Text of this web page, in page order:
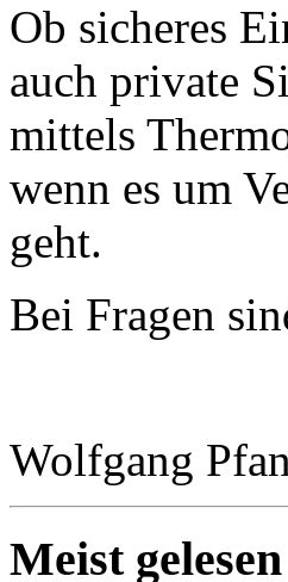
Ob sicheres
auch private
mittels
wenn es um
geht.
Bei Fragen
Wolfgang
Meist gelesen